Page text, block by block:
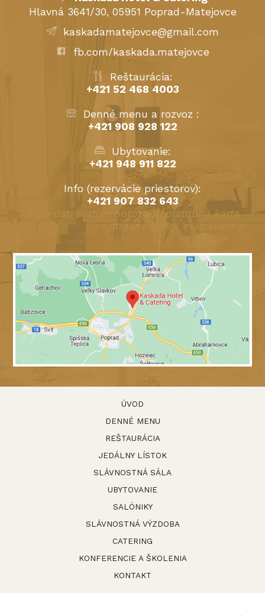
Hlavná 3641/30, 05951 Poprad-Matejovce
kaskadamatejovce@gmail.com
fb.com/kaskada.matejovce
Reštaurácia:
+421 52 468 4003
Denné menu a rozvoz :
+421 908 928 122
Ubytovanie:
+421 948 911 822
Info (rezervácie priestorov):
+421 907 832 643
Možnosti platby: hotovosť, platobná karta
stravné lístky, e-stravenky
ÚVOD
DENNÉ MENU
REŠTAURÁCIA
JEDÁLNY LÍSTOK
SLÁVNOSTNÁ SÁLA
UBYTOVANIE
SALÓNIKY
SLÁVNOSTNÁ VÝZDOBA
CATERING
KONFERENCIE A ŠKOLENIA
KONTAKT